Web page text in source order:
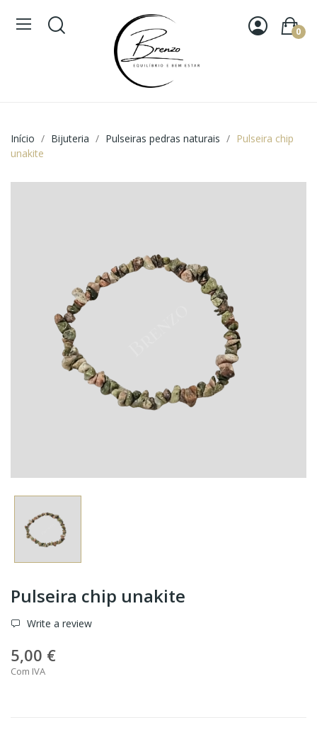
0
Início Bijuteria Pulseiras pedras naturais
Pulseira chip
unakite
Pulseira chip unakite
Write a review
5,00 €
Com IVA